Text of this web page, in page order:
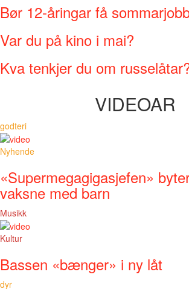
Bør 12-åringar få
Var du på kino i mai?
Kva tenkjer du om
VIDEOAR
godteri
Nyhende
«Supermegagigasjefen»
vaksne med barn
Musikk
Kultur
Bassen «bænger» i ny låt
dyr